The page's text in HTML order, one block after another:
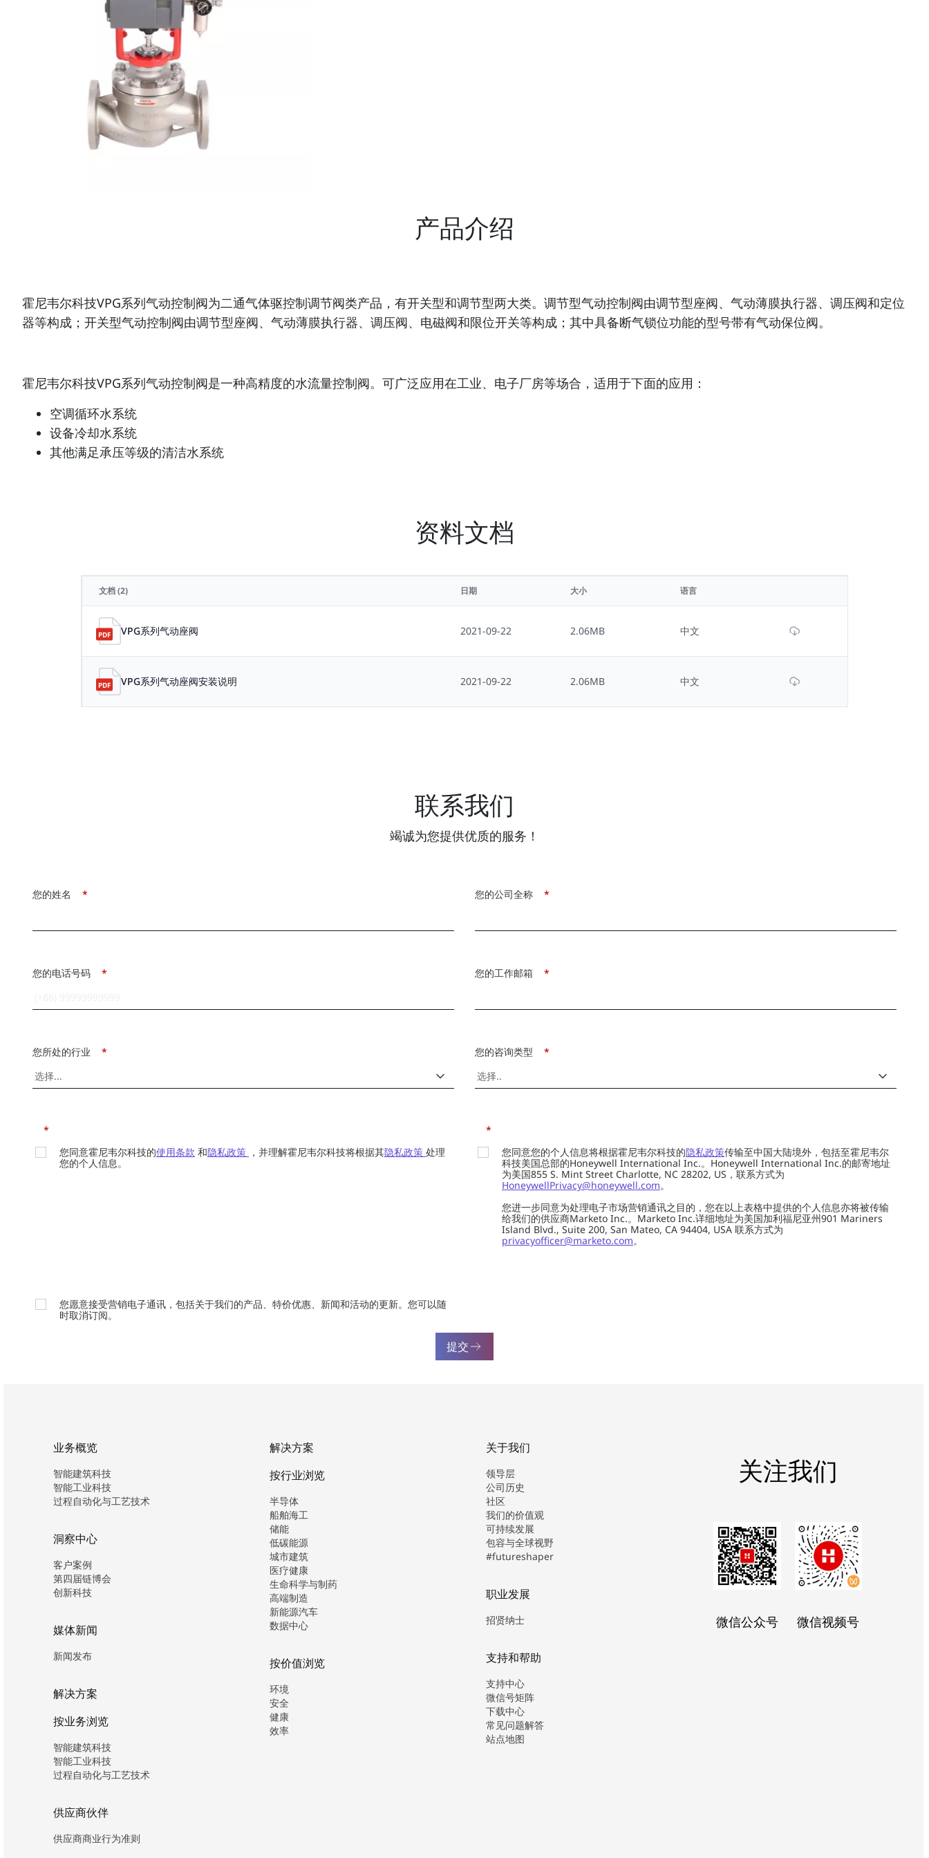
产品介绍
霍尼韦尔科技VPG系列气动控制阀为二通气体驱控制调节阀类产品，有开关型和调节型两大类。调节型气动控制阀由调节型座阀、气动薄膜执行器、调压阀和定位
器等构成；开关型气动控制阀由调节型座阀、气动薄膜执行器、调压阀、电磁阀和限位开关等构成；其中具备断气锁位功能的型号带有气动保位阀。
霍尼韦尔科技VPG系列气动控制阀是一种高精度的水流量控制阀。可广泛应用在工业、电子厂房等场合，适用于下面的应用：
空调循环水系统
设备冷却水系统
其他满足承压等级的清洁水系统
资料文档
文档(2) 日期 大小 语言
VPG系列气动座阀 2021-09-22 2.06MB 中文
VPG系列气动座阀安装说明 2021-09-22 2.06MB 中文
联系我们
竭诚为您提供优质的服务！
*
您的姓名 *
您的公司全称
*
您的电话号码 *
您的工作邮箱
*
您所处的行业 *
您的咨询类型
*
您同意霍尼韦尔科技的使用条款 和隐私政策 ，并理解霍尼韦尔科技将根据其隐私政策 处理
您的个人信息。
*
您同意您的个人信息将根据霍尼韦尔科技的隐私政策传输至中国大陆境外，包括至霍尼韦尔
科技美国总部的Honeywell International Inc.。Honeywell International Inc.的邮寄地址
为美国855 S. Mint Street Charlotte, NC 28202, US，联系方式为
HoneywellPrivacy@honeywell.com。
您进一步同意为处理电子市场营销通讯之目的，您在以上表格中提供的个人信息亦将被传输
给我们的供应商Marketo Inc.。Marketo Inc.详细地址为美国加利福尼亚州901 Mariners
Island Blvd., Suite 200, San Mateo, CA 94404, USA 联系方式为
privacyofficer@marketo.com。
您愿意接受营销电子通讯，包括关于我们的产品、特价优惠、新闻和活动的更新。您可以随
时取消订阅。
提交
业务概览
智能建筑科技
智能工业科技
过程自动化与工艺技术
洞察中心
客户案例
第四届链博会
创新科技
媒体新闻
新闻发布
解决方案
按业务浏览
智能建筑科技
智能工业科技
过程自动化与工艺技术
供应商伙伴
供应商商业行为准则
解决方案
按行业浏览
半导体
船舶海工
储能
低碳能源
城市建筑
医疗健康
生命科学与制药
高端制造
新能源汽车
数据中心
按价值浏览
环境
安全
健康
效率
关于我们
领导层
公司历史
社区
我们的价值观
可持续发展
包容与全球视野
#futureshaper
职业发展
招贤纳士
支持和帮助
支持中心
微信号矩阵
下载中心
常见问题解答
站点地图
关注我们
微信公众号 微信视频号